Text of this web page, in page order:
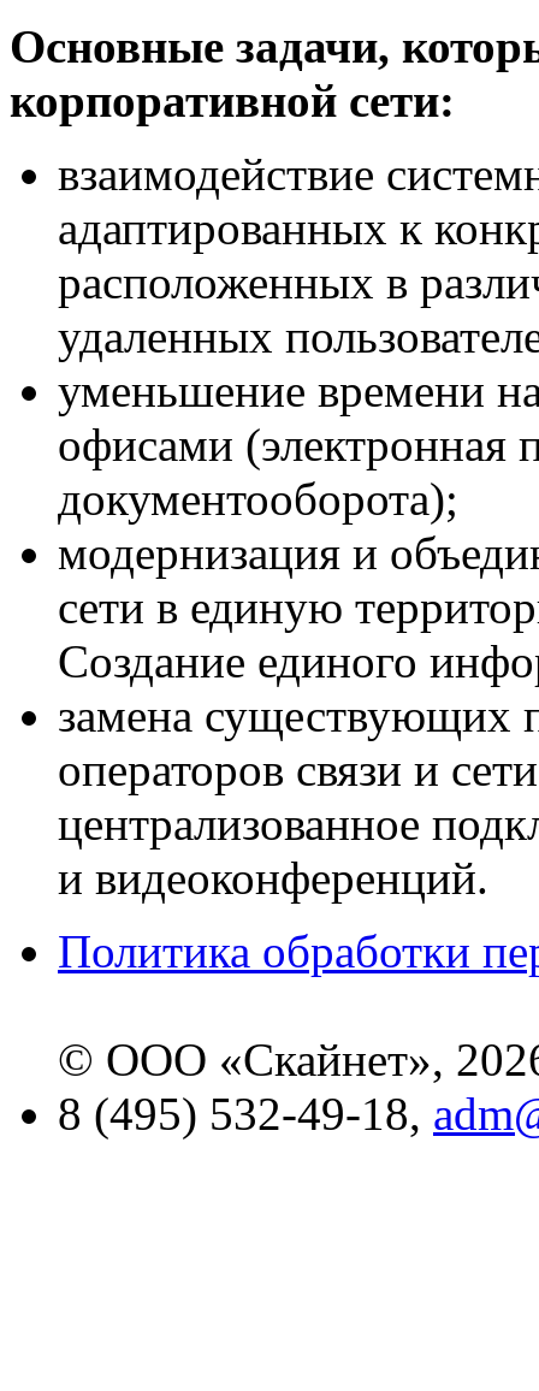
Основные задачи,
корпоративной сети:
взаимодействие
адаптированных к
расположенных в
удаленных
уменьшение времени
офисами (электронная
документооборота);
модернизация и
сети в единую
Создание единого
замена существующих
операторов связи и
централизованное
и видеоконференций.
Политика обработки
© ООО «Скайнет»,
8 (495) 532-49-18,